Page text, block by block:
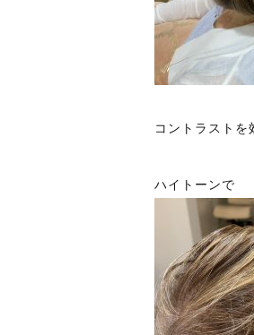
コントラストを
ハイトーンで